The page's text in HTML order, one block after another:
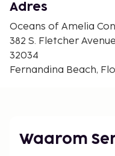
Adres
Oceans of Amelia
382 S. Fletcher Avenue
32034
Fernandina Beach,
Waarom